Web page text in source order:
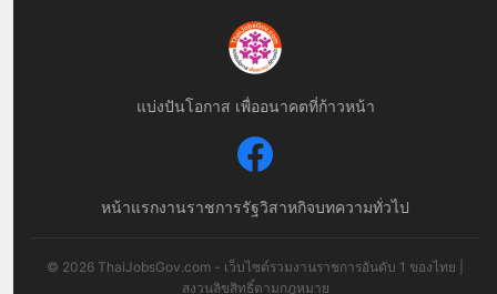
แบ่งปันโอกาส เพื่ออนาคตที่ก้าวหน้า
หน้าแรกงานราชการรัฐวิสาหกิจบทความทั่วไป
© 2026 ThaiJobsGov.com - เว็บไซต์รวมงานราชการอันดับ 1 ของไทย |
สงวนลิขสิทธิ์ตามกฎหมาย